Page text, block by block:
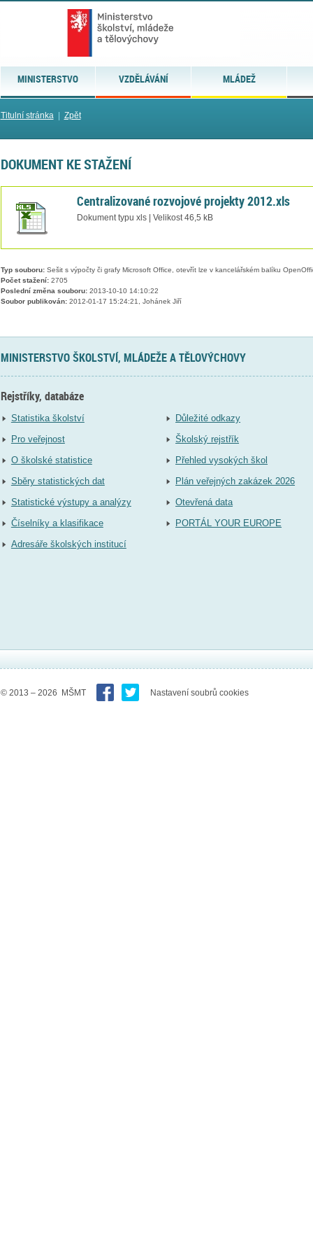
MINISTERSTVO VZDĚLÁVÁNÍ MLÁDEŽ
Titulní stránka| Zpět
DOKUMENT KE STAŽENÍ
Centralizované rozvojové projekty 2012.xls
Dokument typu xls | Velikost 46,5 kB
Typ souboru:Sešit s výpočty či grafy Microsoft Office, otevřít lze v kancelářském balíku
Počet stažení:2705
Poslední změna souboru:2013-10-10 14:10:22
Soubor publikován:2012-01-17 15:24:21, Johánek Jiří
MINISTERSTVO ŠKOLSTVÍ, MLÁDEŽE A TĚLOVÝCHOVY
Rejstříky, databáze
Statistika školství
Pro veřejnost
O školské statistice
Sběry statistických dat
Statistické výstupy a analýzy
Číselníky a klasifikace
Adresáře školských institucí
Důležité odkazy
Školský rejstřík
Přehled vysokých škol
Plán veřejných zakázek 2026
Otevřená data
PORTÁL YOUR EUROPE
© 2013 – 2026 MŠMT Nastavení soubrů cookies